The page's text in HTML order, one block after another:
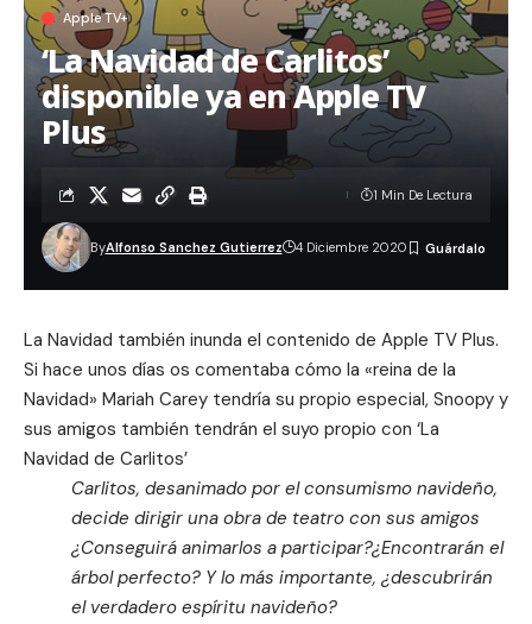
Apple TV+
‘La Navidad de Carlitos’
disponible ya en Apple TV
Plus
ByAlfonso Sanchez Gutierrez 4 Diciembre 2020
1 Min De Lectura
La Navidad también inunda el contenido de Apple TV Plus.
Si hace unos días os comentaba cómo la «reina de la
Navidad» Mariah Carey tendría su propio especial, Snoopy y
sus amigos también tendrán el suyo propio con ‘La
Navidad de Carlitos’
Carlitos, desanimado por el consumismo navideño,
decide dirigir una obra de teatro con sus amigos
¿Conseguirá animarlos a participar?¿Encontrarán el
árbol perfecto? Y lo más importante, ¿descubrirán
el verdadero espíritu navideño?